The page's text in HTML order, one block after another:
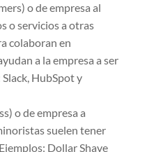
o de empresa al
o servicios a otras
colaboran en
a la empresa a ser
HubSpot y
o de empresa a
suelen tener
Dollar Shave